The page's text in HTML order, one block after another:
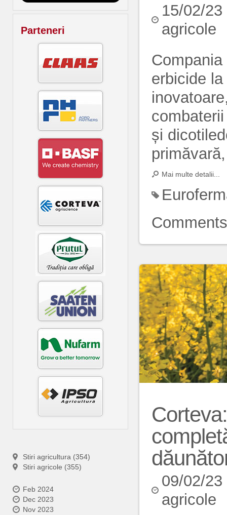
Parteneri
Stiri agricultura (354)
Stiri agricole (355)
Feb 2024
Dec 2023
Nov 2023
15/02/
agricole
erbicide
și
Mai multe detalii...
Comments
09/02/
agricole